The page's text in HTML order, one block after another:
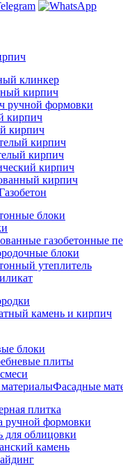
клинкер
кирпич
ручной формовки
кирпич
кирпич
кирпич
кирпич
кирпич
кирпич
блоки
газобетонные
блоки
утеплитель
камень и кирпич
блоки
плиты
Фасадные
плитка
ручной формовки
для облицовки
камень